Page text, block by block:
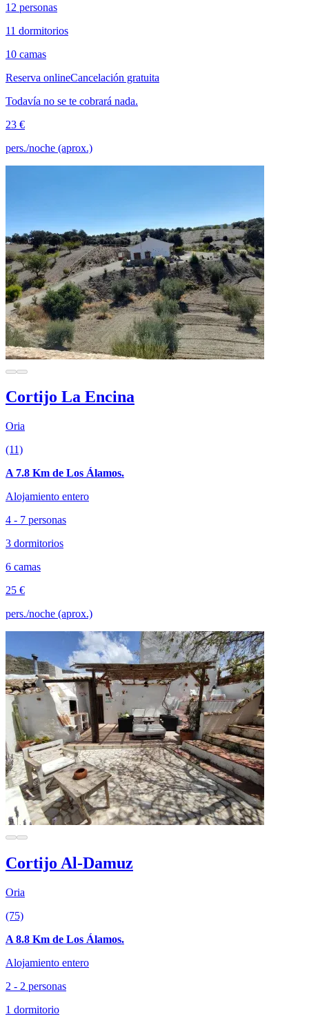
12 personas
11 dormitorios
10 camas
Reserva onlineCancelación gratuita
Todavía no se te cobrará nada.
23 €
pers./noche (aprox.)
Cortijo La Encina
Oria
(11)
A 7.8 Km de Los Álamos.
Alojamiento entero
4 - 7 personas
3 dormitorios
6 camas
25 €
pers./noche (aprox.)
Cortijo Al-Damuz
Oria
(75)
A 8.8 Km de Los Álamos.
Alojamiento entero
2 - 2 personas
1 dormitorio